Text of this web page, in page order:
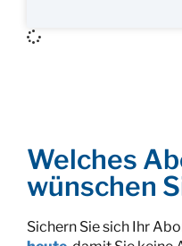
Welches
wünschen
Sichern Sie sich Ihr